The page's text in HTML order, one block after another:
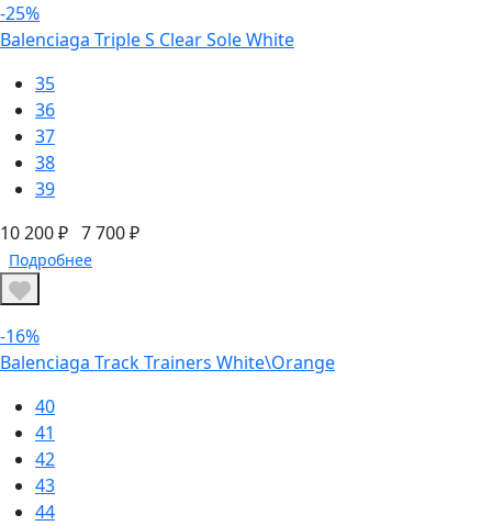
-25%
Balenciaga Triple S Clear Sole White
35
36
37
38
39
10 200 ₽ 7 700 ₽
Подробнее
-16%
Balenciaga Track Trainers White\Orange
40
41
42
43
44